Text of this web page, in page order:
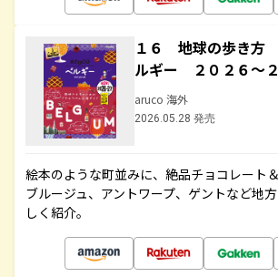
１６ 地球の歩き
ルギー ２０２６～
aruco 海外
2026.05.28 発売
絵本のような町並みに、絶品チョコレート
ブルージュ、アントワープ、ゲントなど地
しく紹介。